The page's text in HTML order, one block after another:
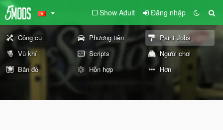
Show Adult Đăng nhập
Công cụ Phương tiện
Paint Jobs
Vũ khí
Scripts
Người chơi
Bản đồ
Hỗn hợp Hơn